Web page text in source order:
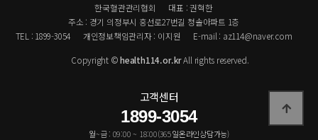
한국혈관관리협회
대표 : 권혁한
주소 : 경기 의정부시 흥선로27번길 청솔아파트 1층
TEL : 1899-3054
개인정보책임관리자 : 이지원
E-mail : az114@naver.com
Copyright ©health114.or.krAll rights reserved.
고객센터
1899-3054
월~금 : 09:00 ~ 18:00(365일온라인상담가능)